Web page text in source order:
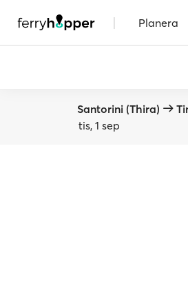
| Planera
Santorini (Thira)
tis, 1 sep